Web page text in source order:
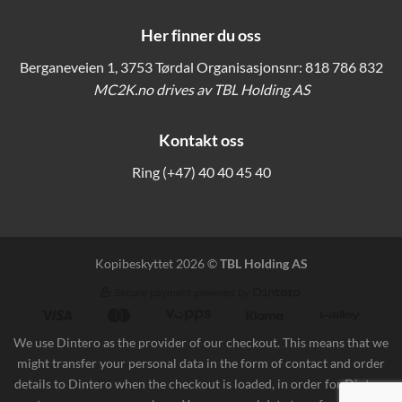
Her finner du oss
Berganeveien 1, 3753 Tørdal Organisasjonsnr: 818 786 832
MC2K.no drives av TBL Holding AS
Kontakt oss
Ring (+47) 40 40 45 40
Kopibeskyttet 2026 ©TBL Holding AS
We use Dintero as the provider of our checkout. This means that we
might transfer your personal data in the form of contact and order
details to Dintero when the checkout is loaded, in order for Dintero